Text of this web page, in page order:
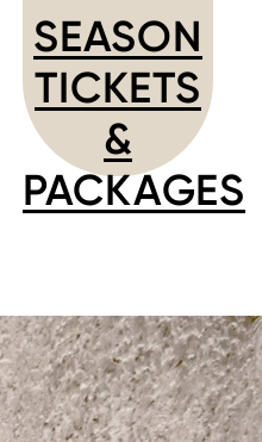
SEASON
TICKETS
&
PACKAGES